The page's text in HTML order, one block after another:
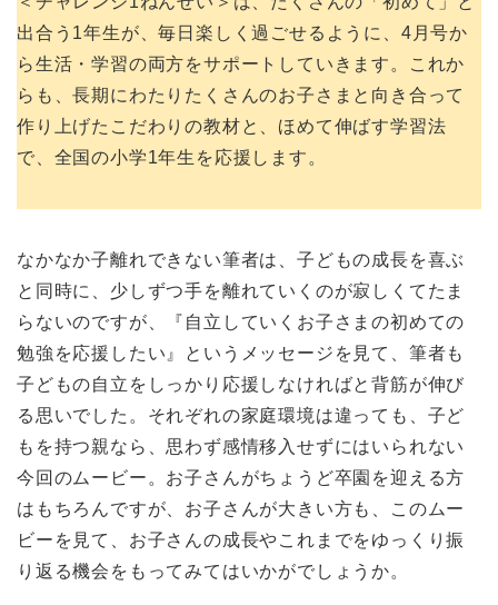
出合う1年生が、毎日楽しく過ごせるように、4月号か
ら生活・学習の両方をサポートしていきます。これか
らも、長期にわたりたくさんのお子さまと向き合って
作り上げたこだわりの教材と、ほめて伸ばす学習法
で、全国の小学1年生を応援します。
なかなか子離れできない筆者は、子どもの成長を喜ぶ
と同時に、少しずつ手を離れていくのが寂しくてたま
らないのですが、『自立していくお子さまの初めての
勉強を応援したい』というメッセージを見て、筆者も
子どもの自立をしっかり応援しなければと背筋が伸び
る思いでした。それぞれの家庭環境は違っても、子ど
もを持つ親なら、思わず感情移入せずにはいられない
今回のムービー。お子さんがちょうど卒園を迎える方
はもちろんですが、お子さんが大きい方も、このムー
ビーを見て、お子さんの成長やこれまでをゆっくり振
り返る機会をもってみてはいかがでしょうか。